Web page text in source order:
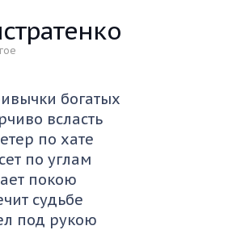
богатых
всласть
по хате
по углам
покою
судьбе
под рукою